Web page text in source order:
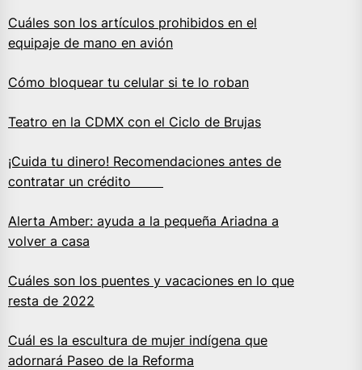
Cuáles son los artículos prohibidos en el
equipaje de mano en avión
Cómo bloquear tu celular si te lo roban
Teatro en la CDMX con el Ciclo de Brujas
¡Cuida tu dinero! Recomendaciones antes de
contratar un crédito
Alerta Amber: ayuda a la pequeña Ariadna a
volver a casa
Cuáles son los puentes y vacaciones en lo que
resta de 2022
Cuál es la escultura de mujer indígena que
adornará Paseo de la Reforma